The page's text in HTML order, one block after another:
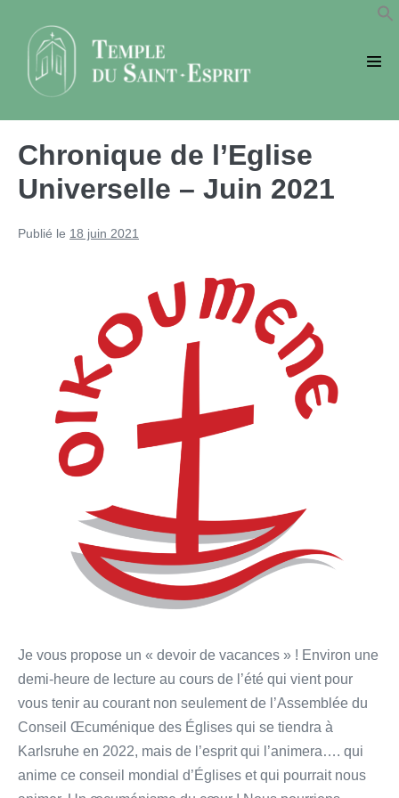
contenu
Chronique de l’Eglise
Universelle – Juin 2021
Publié le 18 juin 2021
Je vous propose un « devoir de vacances » ! Environ une
demi-heure de lecture au cours de l’été qui vient pour
vous tenir au courant non seulement de l’Assemblée du
Conseil Œcuménique des Églises qui se tiendra à
Karlsruhe en 2022, mais de l’esprit qui l’animera…. qui
anime ce conseil mondial d’Églises et qui pourrait nous